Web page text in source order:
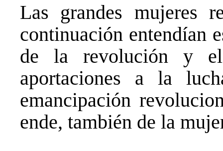
Las grandes mujeres
continuación entendían
de la revolución y el
aportaciones a la
emancipación
ende, también de la